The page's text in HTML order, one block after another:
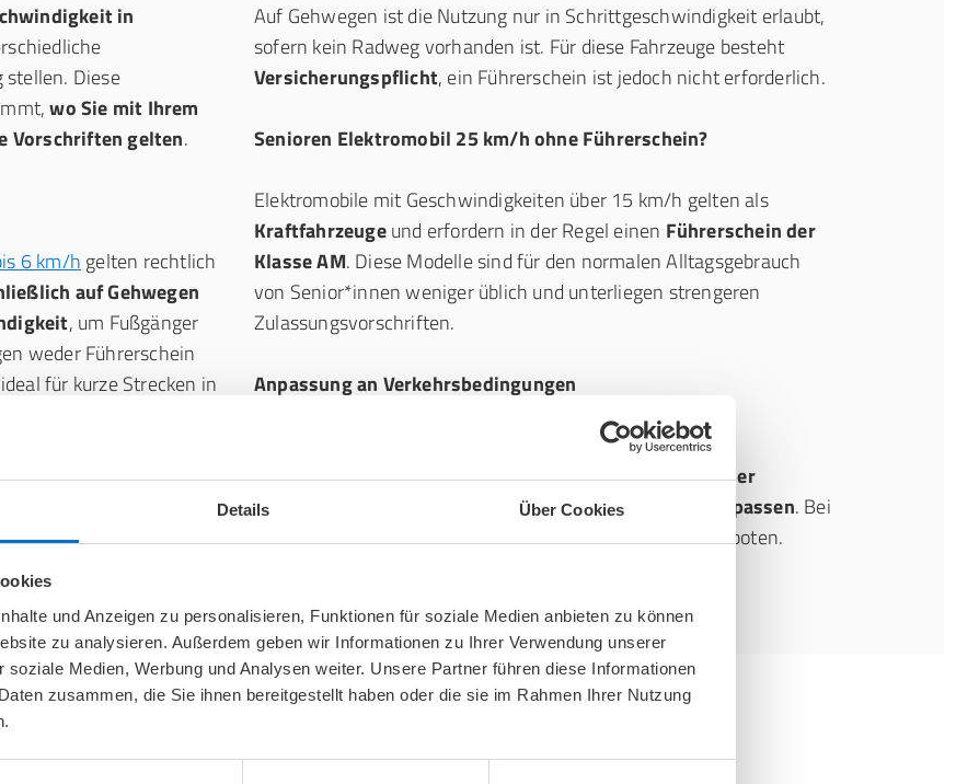
Details Über Cookies
und Anzeigen zu personalisieren, Funktionen für soziale Medien anbieten zu können
zu analysieren. Außerdem geben wir Informationen zu Ihrer Verwendung unserer
soziale Medien, Werbung und Analysen weiter. Unsere Partner führen diese Informationen
zusammen, die Sie ihnen bereitgestellt haben oder die sie im Rahmen Ihrer Nutzung
in
stellen. Diese
wo Sie mit Ihrem
Vorschriften gelten.
6 km/h gelten rechtlich
auf Gehwegen
, um Fußgänger
weder Führerschein
für kurze Strecken in
den Straßenverkehr
der Fahrbahn
Auf Gehwegen ist die Nutzung nur in Schrittgeschwindigkeit erlaubt,
sofern kein Radweg vorhanden ist. Für diese Fahrzeuge besteht
Versicherungspflicht, ein Führerschein ist jedoch nicht erforderlich.
Senioren Elektromobil 25 km/h ohne Führerschein?
Elektromobile mit Geschwindigkeiten über 15 km/h gelten als
Kraftfahrzeugeund erfordern in der Regel einen Führerschein der
Klasse AM. Diese Modelle sind für den normalen Alltagsgebrauch
von Senior*innen weniger üblich und unterliegen strengeren
Zulassungsvorschriften.
Anpassung an Verkehrsbedingungen
Unabhängig von der Fahrzeugklasse sollten Sie Ihre
Geschwindigkeit stets den Witterungsverhältnissen, der
Verkehrssituation und Ihrer eigenen Fahrsicherheit anpassen. Bei
Regen, Schnee oder Dunkelheit ist besondere Vorsicht geboten.
Was Sie wissen müssen